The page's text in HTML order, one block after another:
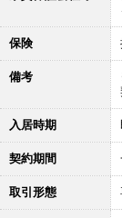
保険
備考
入居時期
契約期間
取引形態